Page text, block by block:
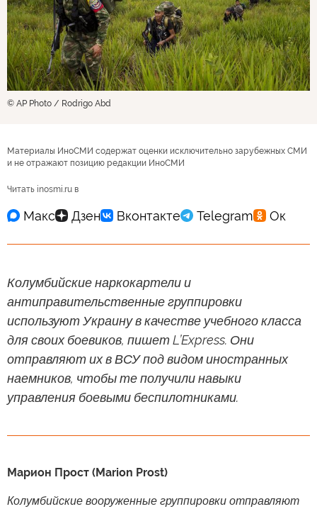
© AP Photo / Rodrigo Abd
Материалы ИноСМИ содержат оценки исключительно зарубежных СМИ
и не отражают позицию редакции ИноСМИ
Читать inosmi.ru в
Колумбийские наркокартели и
антиправительственные группировки
используют Украину в качестве учебного класса
для своих боевиков, пишет L’Express. Они
отправляют их в ВСУ под видом иностранных
наемников, чтобы те получили навыки
управления боевыми беспилотниками.
Марион Прост (Marion Prost)
Колумбийские вооруженные группировки отправляют